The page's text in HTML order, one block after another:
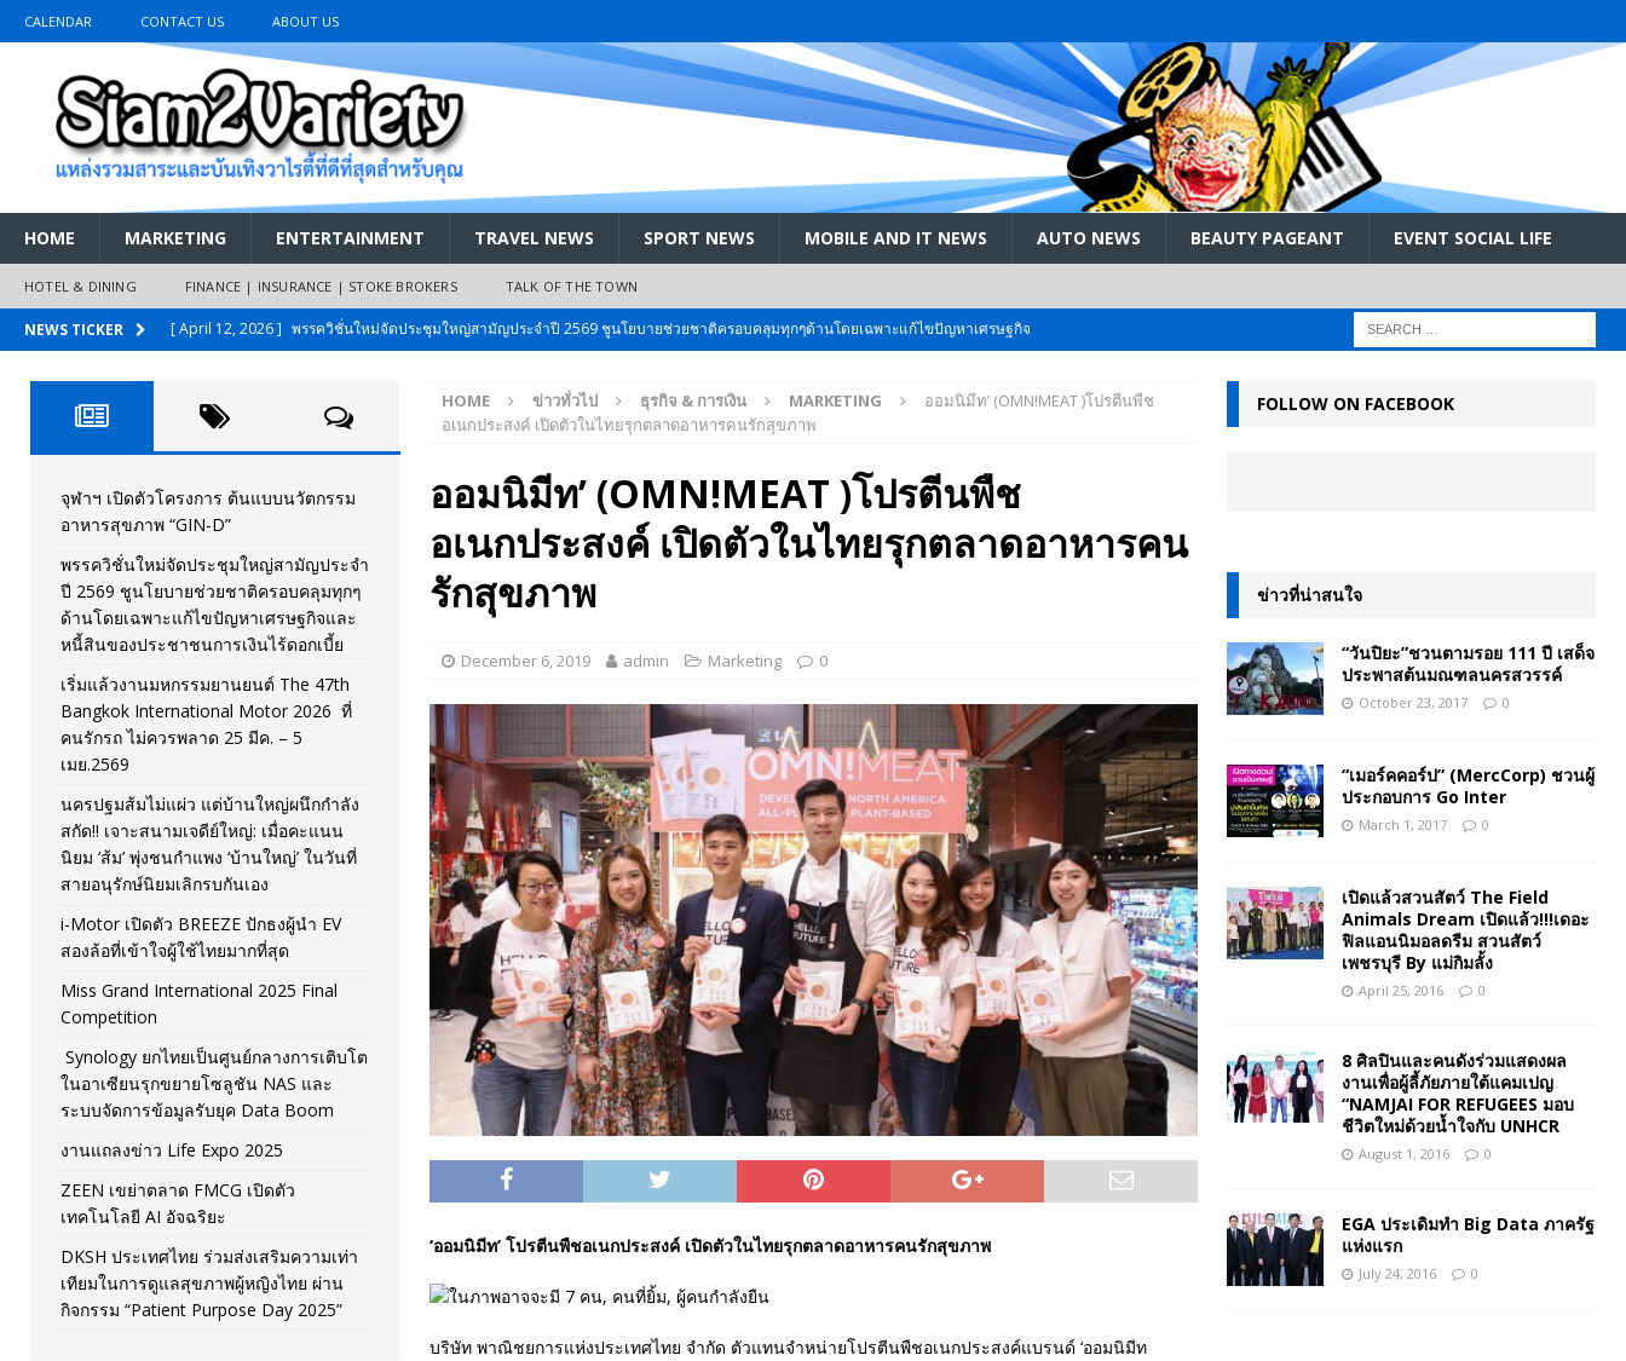
CALENDAR CONTACT US ABOUT US
HOME MARKETING ENTERTAINMENT TRAVEL NEWS SPORT NEWS MOBILE AND IT NEWS AUTO NEWS BEAUTY PAGEANT EVENT SOCIAL LIFE
HOTEL & DINING FINANCE | INSURANCE | STOKE BROKERS TALK OF THE TOWN
NEWS TICKER [ April 12, 2026 ] พรรควิชั่นใหม่จัดประชุมใหญ่สามัญประจำปี 2569 ชูนโยบายช่วยชาติครอบคลุมทุกๆด้านโดยเฉพาะแก้ไขปัญหาเศรษฐกิจ
[ March 26, 2026 ]
เริ่มแล้วงานมหกรรมยานยนต์ The 47th Bangkok International Motor 2026 ที่คนรักรถ ไม่ควรพลาด 25 มีค. – 5
เมย.2569
AUTO NEWS
[ February 10, 2026 ] นครปฐมส้มไม่แผ่ว แต่บ้านใหญ่ผนึกกำลัง สกัด!! เจาะสนามเจดีย์ใหญ่: เมื่อคะแนนนิยม ‘ส้ม’ พุ่งชนกำแพง ‘บ้านใหญ่’ ใน
วันที่สายอนุรักษ์นิยมเลิกรบกันเอง
PR NEWS
[ November 26, 2025 ] i-Motor เปิดตัว BREEZE ปักธงผู้นำ EV สองล้อที่เข้าใจผู้ใช้ไทยมากที่สุด
[ April 30, 2026 ] จุฬาฯ เปิดตัวโครงการ ต้นแบบนวัตกรรมอาหารสุขภาพ “GIN-D”
HOME ข่าวทั่วไป ธุรกิจ & การเงิน MARKETING
ออมนิมีท’ (OMN!MEAT )โปรตีนพืช
อเนกประสงค์ เปิดตัวในไทยรุกตลาดอาหารคนรักสุขภาพ
ออมนิมีท’ (OMN!MEAT )โปรตีนพืช
อเนกประสงค์ เปิดตัวในไทยรุกตลาดอาหารคน
รักสุขภาพ
December 6, 2019 admin Marketing 0
‘ออมนิมีท’ โปรตีนพืชอเนกประสงค์ เปิดตัวในไทยรุกตลาดอาหารคนรักสุขภาพ
บริษัท พาณิชยการแห่งประเทศไทย จำกัด ตัวแทนจำหน่ายโปรตีนพืชอเนกประสงค์แบรนด์ ‘ออมนิมีท
จุฬาฯ เปิดตัวโครงการ ต้นแบบนวัตกรรม
อาหารสุขภาพ “GIN-D”
พรรควิชั่นใหม่จัดประชุมใหญ่สามัญประจำ
ปี 2569 ชูนโยบายช่วยชาติครอบคลุมทุกๆ
ด้านโดยเฉพาะแก้ไขปัญหาเศรษฐกิจและ
หนี้สินของประชาชนการเงินไร้ดอกเบี้ย
เริ่มแล้วงานมหกรรมยานยนต์ The 47th
Bangkok International Motor 2026 ที่
คนรักรถ ไม่ควรพลาด 25 มีค. – 5
เมย.2569
นครปฐมส้มไม่แผ่ว แต่บ้านใหญ่ผนึกกำลัง
สกัด!! เจาะสนามเจดีย์ใหญ่: เมื่อคะแนน
นิยม ‘ส้ม’ พุ่งชนกำแพง ‘บ้านใหญ่’ ในวันที่
สายอนุรักษ์นิยมเลิกรบกันเอง
i-Motor เปิดตัว BREEZE ปักธงผู้นำ EV
สองล้อที่เข้าใจผู้ใช้ไทยมากที่สุด
Miss Grand International 2025 Final
Competition
Synology ยกไทยเป็นศูนย์กลางการเติบโต
ในอาเซียนรุกขยายโซลูชัน NAS และ
ระบบจัดการข้อมูลรับยุค Data Boom
งานแถลงข่าว Life Expo 2025
ZEEN เขย่าตลาด FMCG เปิดตัว
เทคโนโลยี AI อัจฉริยะ
DKSH ประเทศไทย ร่วมส่งเสริมความเท่า
เทียมในการดูแลสุขภาพผู้หญิงไทย ผ่าน
กิจกรรม “Patient Purpose Day 2025”
FOLLOW ON FACEBOOK
ข่าวที่น่าสนใจ
“วันปิยะ”ชวนตามรอย 111 ปี เสด็จ
ประพาสต้นมณฑลนครสวรรค์
October 23, 2017 0
“เมอร์คคอร์ป” (MercCorp) ชวนผู้
ประกอบการ Go Inter
March 1, 2017 0
เปิดแล้วสวนสัตว์ The Field
Animals Dream เปิดแล้ว!!!เดอะ
ฟิลแอนนิมอลดรีม สวนสัตว์
เพชรบุรี By แม่กิมลั้ง
April 25, 2016 0
8 ศิลปินและคนดังร่วมแสดงผล
งานเพื่อผู้ลี้ภัยภายใต้แคมเปญ
“NAMJAI FOR REFUGEES มอบ
ชีวิตใหม่ด้วยน้ำใจกับ UNHCR
August 1, 2016 0
EGA ประเดิมทำ Big Data ภาครัฐ
แห่งแรก
July 24, 2016 0